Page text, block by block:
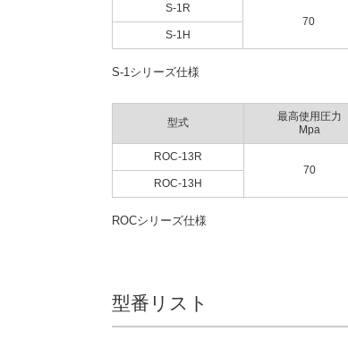
S-1R
70
S-1H
S-1シリーズ仕様
型式
最高使用圧力
Mpa
ROC-13R
70
ROC-13H
ROCシリーズ仕様
型番リスト